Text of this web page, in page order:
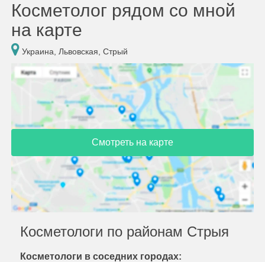
Косметолог рядом со мной
на карте
Украина, Львовская, Стрый
Смотреть на карте
Косметологи по районам Стрыя
Косметологи в соседних городах: